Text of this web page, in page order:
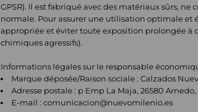
GPSR). Il est fabriqué avec des matériaux sûrs,
normale. Pour assurer une utilisation optimale et
appropriée et éviter toute exposition prolongée à
chimiques agressifs).
Informations légales sur le responsable
Marque déposée/Raison sociale : Calzados
Adresse postale : p Emp La Maja, 26580 Arnedo,
E-mail :comunicacion@nuevomilenio.es